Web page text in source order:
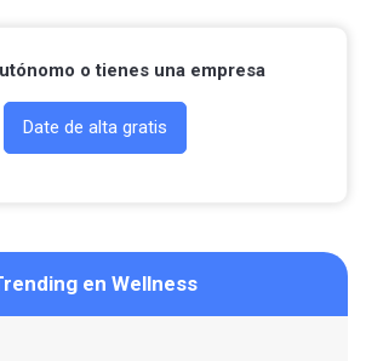
o tienes una empresa
Date de alta gratis
en Wellness